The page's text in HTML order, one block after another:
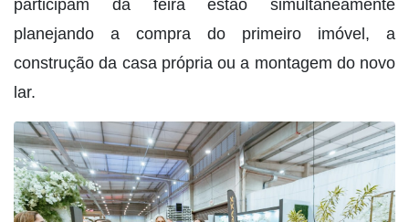
participam da feira estão simultaneamente
planejando a compra do primeiro imóvel, a
construção da casa própria ou a montagem do novo
lar.